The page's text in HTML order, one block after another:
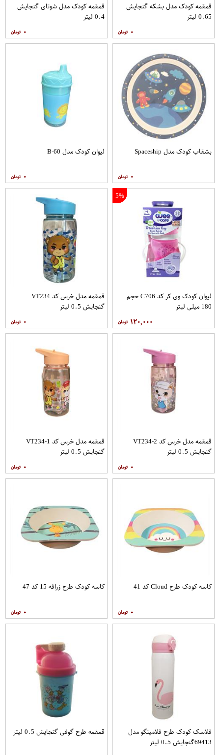
قمقمه کودک مدل بشکه گنجایش
0.65 لیتر
۰
قمقمه کودک مدل شوتای گنجایش
0.4 لیتر
۰
بشقاب کودک مدل Spaceship
۰
لیوان کودک مدل B-60
۰
5%
لیوان کودک وی کر کد C706 حجم
180 میلی لیتر
۱۲۰,۰۰۰
قمقمه مدل خرس کد VT234
گنجایش 0.5 لیتر
۰
قمقمه مدل خرس کد VT234-2
گنجایش 0.5 لیتر
۰
قمقمه مدل خرس کد VT234-1
گنجایش 0.5 لیتر
۰
کاسه کودک طرح Cloud کد 41
۰
کاسه کودک طرح زرافه 15 کد 47
۰
فلاسک کودک طرح فلامینگو مدل
69413گنجایش 0.5 لیتر
قمقمه طرح گوفی گنجایش 0.5 لیتر